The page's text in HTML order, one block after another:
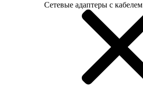
Сетевые адаптеры с кабелем